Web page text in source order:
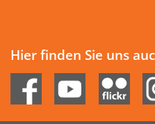
Hier finden Sie uns